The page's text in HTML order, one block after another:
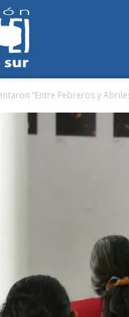
Librerías
“Entre Febreros y